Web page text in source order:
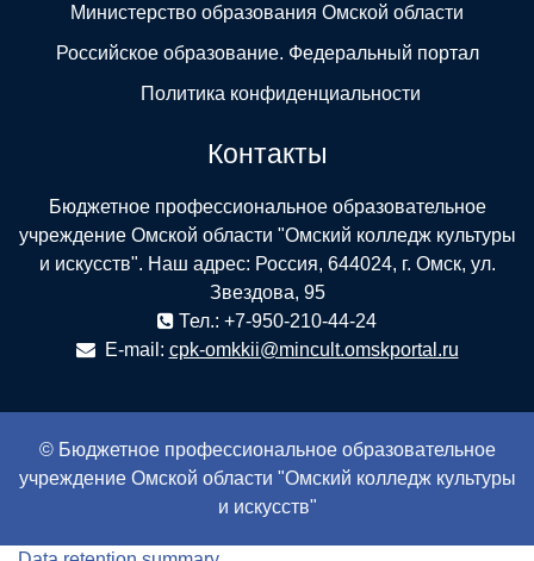
Министерство образования Омской области
Российское образование. Федеральный портал
Политика конфиденциальности
Контакты
Бюджетное профессиональное образовательное
учреждение Омской области "Омский колледж культуры
и искусств". Наш адрес: Россия, 644024, г. Омск, ул.
Звездова, 95
Тел.: +7-950-210-44-24
E-mail: cpk-omkkii@mincult.omskportal.ru
© Бюджетное профессиональное образовательное
учреждение Омской области "Омский колледж культуры
и искусств"